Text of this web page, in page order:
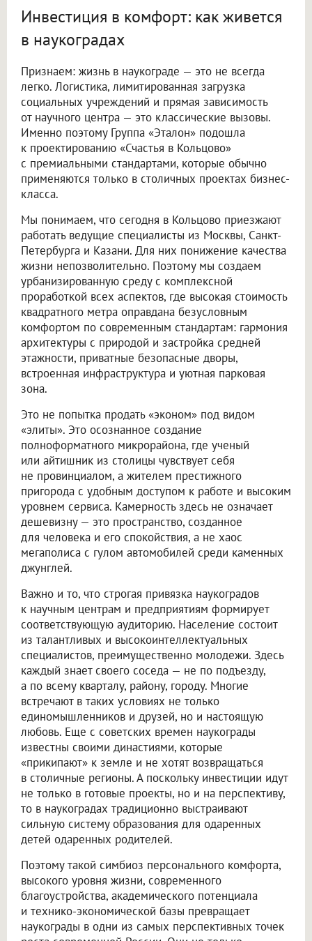
Инвестиция в комфорт: как живется
в наукоградах
Признаем: жизнь в наукограде — это не всегда
легко. Логистика, лимитированная загрузка
социальных учреждений и прямая зависимость
от научного центра — это классические вызовы.
Именно поэтому Группа «Эталон» подошла
к проектированию «Счастья в Кольцово»
с премиальными стандартами, которые обычно
применяются только в столичных проектах бизнес-
класса.
Мы понимаем, что сегодня в Кольцово приезжают
работать ведущие специалисты из Москвы, Санкт-
Петербурга и Казани. Для них понижение качества
жизни непозволительно. Поэтому мы создаем
урбанизированную среду с комплексной
проработкой всех аспектов, где высокая стоимость
квадратного метра оправдана безусловным
комфортом по современным стандартам: гармония
архитектуры с природой и застройка средней
этажности, приватные безопасные дворы,
встроенная инфраструктура и уютная парковая
зона.
Это не попытка продать «эконом» под видом
«элиты». Это осознанное создание
полноформатного микрорайона, где ученый
или айтишник из столицы чувствует себя
не провинциалом, а жителем престижного
пригорода с удобным доступом к работе и высоким
уровнем сервиса. Камерность здесь не означает
дешевизну — это пространство, созданное
для человека и его спокойствия, а не хаос
мегаполиса с гулом автомобилей среди каменных
джунглей.
Важно и то, что строгая привязка наукоградов
к научным центрам и предприятиям формирует
соответствующую аудиторию. Население состоит
из талантливых и высокоинтеллектуальных
специалистов, преимущественно молодежи. Здесь
каждый знает своего соседа — не по подъезду,
а по всему кварталу, району, городу. Многие
встречают в таких условиях не только
единомышленников и друзей, но и настоящую
любовь. Еще с советских времен наукограды
известны своими династиями, которые
«прикипают» к земле и не хотят возвращаться
в столичные регионы. А поскольку инвестиции идут
не только в готовые проекты, но и на перспективу,
то в наукоградах традиционно выстраивают
сильную систему образования для одаренных
детей одаренных родителей.
Поэтому такой симбиоз персонального комфорта,
высокого уровня жизни, современного
благоустройства, академического потенциала
и технико-экономической базы превращает
наукограды в одни из самых перспективных точек